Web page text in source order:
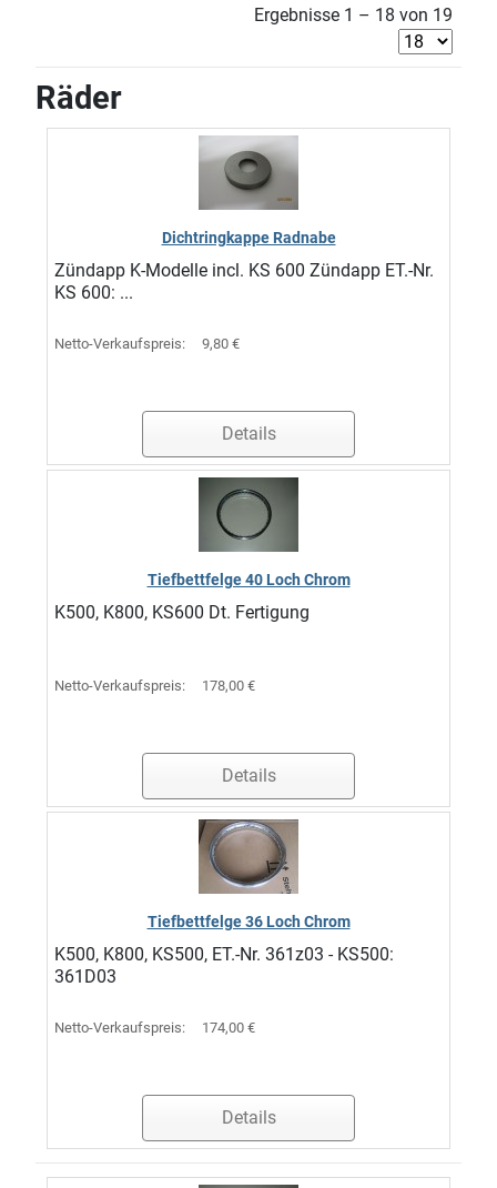
Ergebnisse 1 – 18 von 19
Räder
Dichtringkappe Radnabe
Zündapp K-Modelle incl. KS 600 Zündapp ET.-Nr.
KS 600: ...
Netto-Verkaufspreis: 9,80 €
Details
Tiefbettfelge 40 Loch Chrom
K500, K800, KS600 Dt. Fertigung
Netto-Verkaufspreis: 178,00 €
Details
Tiefbettfelge 36 Loch Chrom
K500, K800, KS500, ET.-Nr. 361z03 - KS500:
361D03
Netto-Verkaufspreis: 174,00 €
Details